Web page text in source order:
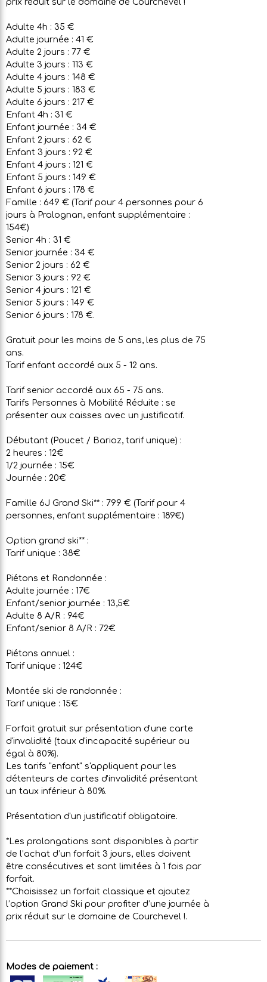
Adulte 4h : 35 €
Adulte journée : 41 €
Adulte 2 jours : 77 €
Adulte 3 jours : 113 €
Adulte 4 jours : 148 €
Adulte 5 jours : 183 €
Adulte 6 jours : 217 €
Enfant 4h : 31 €
Enfant journée : 34 €
Enfant 2 jours : 62 €
Enfant 3 jours : 92 €
Enfant 4 jours : 121 €
Enfant 5 jours : 149 €
Enfant 6 jours : 178 €
Famille : 649 € (Tarif pour 4 personnes pour 6
jours à Pralognan, enfant supplémentaire :
154€)
Senior 4h : 31 €
Senior journée : 34 €
Senior 2 jours : 62 €
Senior 3 jours : 92 €
Senior 4 jours : 121 €
Senior 5 jours : 149 €
Senior 6 jours : 178 €.
Gratuit pour les moins de 5 ans, les plus de 75
ans.
Tarif enfant accordé aux 5 - 12 ans.
Tarif senior accordé aux 65 - 75 ans.
Tarifs Personnes à Mobilité Réduite : se
présenter aux caisses avec un justificatif.
Débutant (Poucet / Barioz, tarif unique) :
2 heures : 12€
1/2 journée : 15€
Journée : 20€
Famille 6J Grand Ski** : 799 € (Tarif pour 4
personnes, enfant supplémentaire : 189€)
Option grand ski** :
Tarif unique : 38€
Piétons et Randonnée :
Adulte journée : 17€
Enfant/senior journée : 13,5€
Adulte 8 A/R : 94€
Enfant/senior 8 A/R : 72€
Piétons annuel :
Tarif unique : 124€
Montée ski de randonnée :
Tarif unique : 15€
Forfait gratuit sur présentation d'une carte
d'invalidité (taux d'incapacité supérieur ou
égal à 80%).
Les tarifs "enfant" s'appliquent pour les
détenteurs de cartes d'invalidité présentant
un taux inférieur à 80%.
Présentation d'un justificatif obligatoire.
*Les prolongations sont disponibles à partir
de l’achat d’un forfait 3 jours, elles doivent
être consécutives et sont limitées à 1 fois par
forfait.
**Choisissez un forfait classique et ajoutez
l’option Grand Ski pour profiter d’une journée à
prix réduit sur le domaine de Courchevel !.
Modes de paiement :